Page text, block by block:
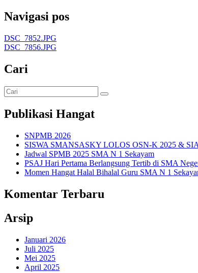
Navigasi pos
DSC_7852.JPG
DSC_7856.JPG
Cari
Publikasi Hangat
SNPMB 2026
SISWA SMANSASKY LOLOS OSN-K 2025 &
Jadwal SPMB 2025 SMA N 1 Sekayam
PSAJ Hari Pertama Berlangsung Tertib di SMA
Momen Hangat Halal Bihalal Guru SMA N 1
Komentar Terbaru
Arsip
Januari 2026
Juli 2025
Mei 2025
April 2025